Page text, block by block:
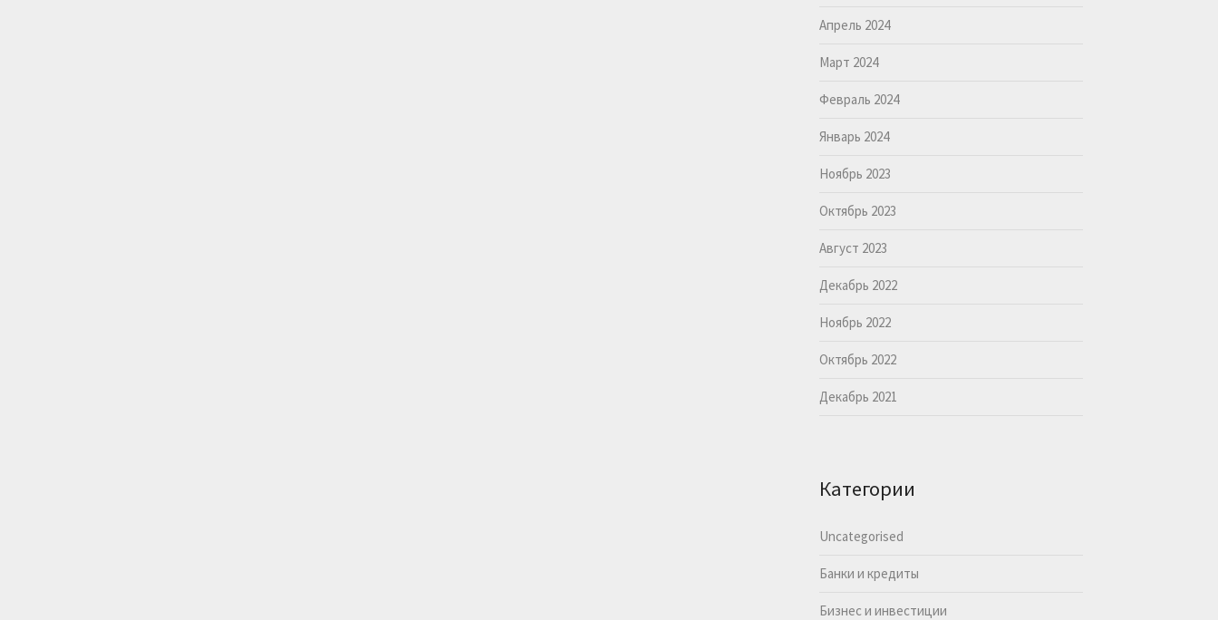
Апрель 2024
Март 2024
Февраль 2024
Январь 2024
Ноябрь 2023
Октябрь 2023
Август 2023
Декабрь 2022
Ноябрь 2022
Октябрь 2022
Декабрь 2021
Категории
Uncategorised
Банки и кредиты
Бизнес и инвестиции